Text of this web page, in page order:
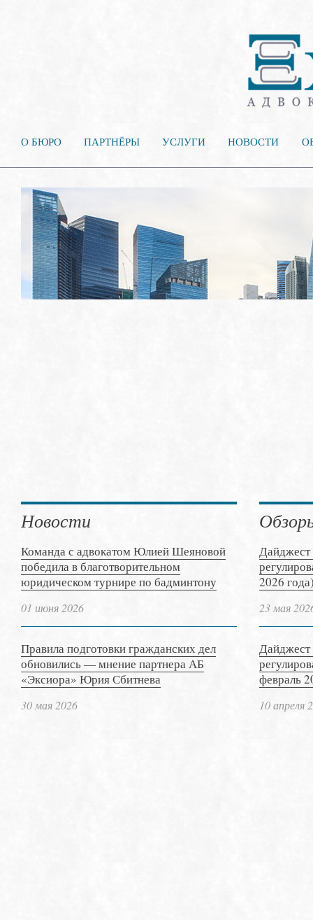
О БЮРО ПАРТНЁРЫ УСЛУГИ НОВОСТИ
Новости
Команда с адвокатом Юлией Шеяновой
победила в благотворительном
юридическом турнире по бадминтону
01 июня 2026
Правила подготовки гражданских дел
обновились — мнение партнера АБ
«Эксиора» Юрия Сбитнева
30 мая 2026
Дайджест
2026
23 мая
Дайджест
февраль
10 апреля